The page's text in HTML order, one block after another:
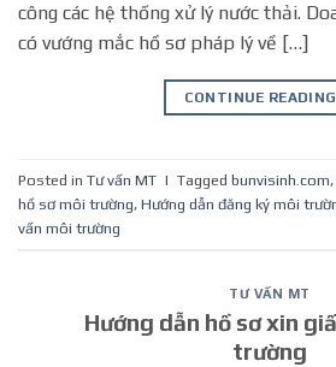
công các hệ thống xử lý nước thải.
có vướng mắc hồ sơ pháp lý về […]
CONTINUE READING
Posted in Tư vấn MT | Tagged bunvisinh.com,
hồ sơ môi trường, Hướng dẫn đăng ký môi
vấn môi trường
TƯ VẤN MT
Hướng dẫn hồ sơ xin
trường